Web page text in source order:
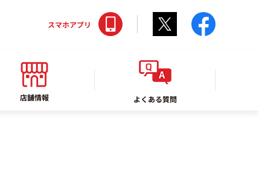
店舗情報 よくある質問
スマホアプリ Twitter